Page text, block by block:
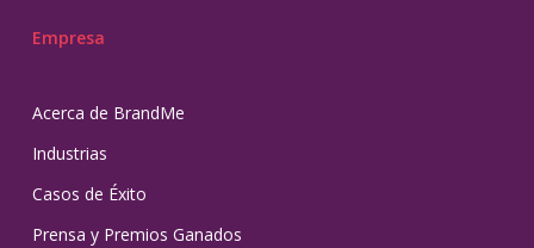
Empresa
Acerca de BrandMe
Industrias
Casos de Éxito
Prensa y Premios Ganados